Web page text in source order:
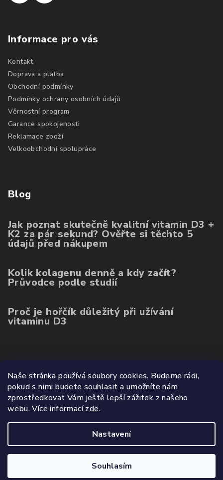
Naše stránka používá soubory cookies. Budeme rádi,
pokud s nimi budete souhlasit a umožníte nám
zprostředkovat Vám ještě lepší zážitek z našeho
webu.Více informacízde.
Nastavení
Souhlasím
Informace pro vás
Kontakt
Doprava a platba
Obchodní podmínky
Podmínky ochrany osobních údajů
Věrnostní program
Garance spokojenosti
Reklamace zboží
Velkoobchodní spolupráce
Blog
Jak poznat skutečně kvalitní vitamin D3 +
K2 za pár sekund? Ověřte si těchto 5
údajů před nákupem
Kolik kolagenu denně a kdy začít?
Průvodce podle studií
Proč je hořčík důležitý při užívání
vitaminu D3
Poslední hodnocení produktů
Balíček kolagenu 3ks (ovoce, mango, citron)
Hodnocení produktu je 5 z 5 hvězdiček.
|
Vytvořil Shoptet